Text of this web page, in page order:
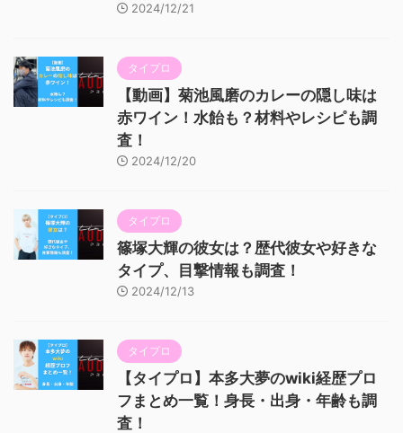
2024/12/21
タイプロ
【動画】菊池風磨のカレーの隠し味は
赤ワイン！水飴も？材料やレシピも調
査！
2024/12/20
タイプロ
篠塚大輝の彼女は？歴代彼女や好きな
タイプ、目撃情報も調査！
2024/12/13
タイプロ
【タイプロ】本多大夢のwiki経歴プロ
フまとめ一覧！身長・出身・年齢も調
査！